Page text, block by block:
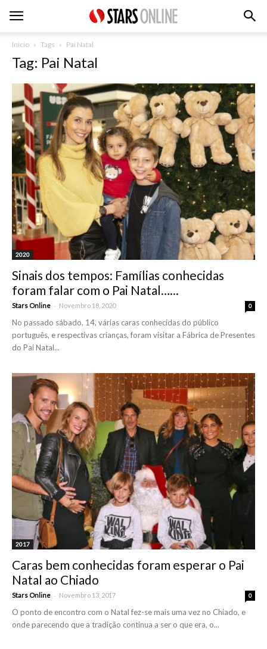
Inicio Tags Pai Natal
Tag: Pai Natal
2020
Sinais dos tempos: Famílias conhecidas
foram falar com o Pai Natal…...
Stars Online - Novembro 18, 2020 0
No passado sábado, 14, várias caras conhecidas do público
português, e respectivas crianças, foram visitar a Fábrica de Presentes
do Pai Natal...
2017
Caras bem conhecidas foram esperar o Pai
Natal ao Chiado
Stars Online - Novembro 13, 2017 0
O ponto de encontro com o Natal fez-se mais uma vez no Chiado, e
onde parecendo que a tradição continua a ser o que era, o...